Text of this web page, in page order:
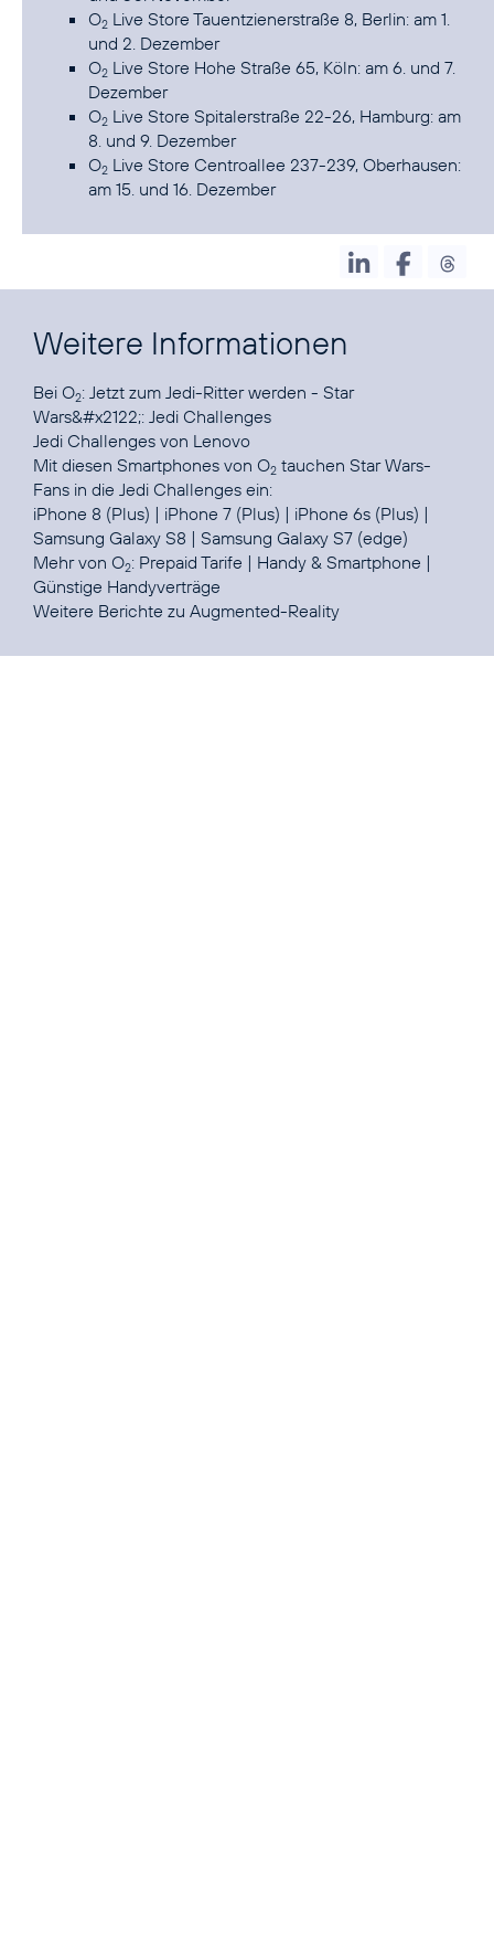
O2 Live Store Tauentzienerstraße 8, Berlin: am 1.
und 2. Dezember
O2 Live Store Hohe Straße 65, Köln: am 6. und 7.
Dezember
O2 Live Store Spitalerstraße 22-26, Hamburg: am
8. und 9. Dezember
O2 Live Store Centroallee 237-239, Oberhausen:
am 15. und 16. Dezember
Weitere Informationen
Bei O2: Jetzt zum Jedi-Ritter werden - Star
Wars&#x2122;: Jedi Challenges
Jedi Challenges von Lenovo
Mit diesen Smartphones von O2 tauchen Star Wars-
iPhone 8 (Plus) | iPhone 7 (Plus) | iPhone 6s (Plus) |
Samsung Galaxy S8 | Samsung Galaxy S7 (edge)
Mehr von O2: Prepaid Tarife | Handy & Smartphone |
Günstige Handyverträge
Weitere Berichte zu Augmented-Reality